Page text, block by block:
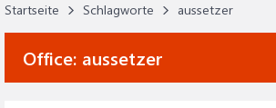
Startseite Schlagworte aussetzer
Office: aussetzer